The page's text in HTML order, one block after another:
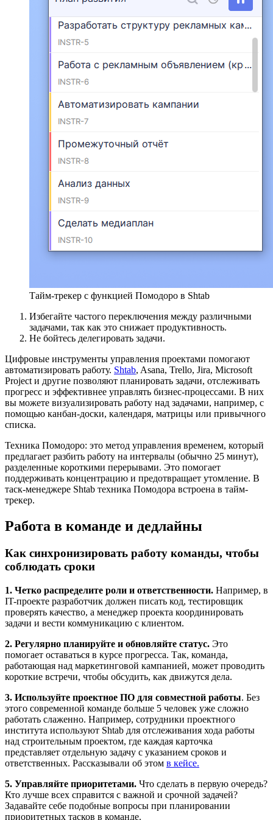
Тайм-трекер с функцией Помодоро в Shtab
Избегайте частого переключения между различными
задачами, так как это снижает продуктивность.
Не бойтесь делегировать задачи.
Цифровые инструменты управления проектами помогают
автоматизировать работу. Shtab, Asana, Trello, Jira, Microsoft
Project и другие позволяют планировать задачи, отслеживать
прогресс и эффективнее управлять бизнес-процессами. В них
вы можете визуализировать работу над задачами, например, с
помощью канбан-доски, календаря, матрицы или привычного
списка.
Техника Помодоро: это метод управления временем, который
предлагает разбить работу на интервалы (обычно 25 минут),
разделенные короткими перерывами. Это помогает
поддерживать концентрацию и предотвращает утомление. В
таск-менеджере Shtab техника Помодора встроена в тайм-
трекер.
Работа в команде и дедлайны
Как синхронизировать работу команды, чтобы
соблюдать сроки
1. Четко распределите роли и ответственности. Например, в
IT-проекте разработчик должен писать код, тестировщик
проверять качество, а менеджер проекта координировать
задачи и вести коммуникацию с клиентом.
2. Регулярно планируйте и обновляйте статус. Это
помогает оставаться в курсе прогресса. Так, команда,
работающая над маркетинговой кампанией, может проводить
короткие встречи, чтобы обсудить, как движутся дела.
3. Используйте проектное ПО для совместной работы. Без
этого современной команде больше 5 человек уже сложно
работать слаженно. Например, сотрудники проектного
института используют Shtab для отслеживания хода работы
над строительным проектом, где каждая карточка
представляет отдельную задачу с указанием сроков и
ответственных. Рассказывали об этом в кейсе.
5. Управляйте приоритетами. Что сделать в первую очередь?
Кто лучше всех справится с важной и срочной задачей?
Задавайте себе подобные вопросы при планировании
приоритетных тасков в команде.